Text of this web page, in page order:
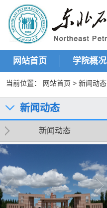
网站首页 学院概况
当前位置： 网站首页 > 新闻动态
新闻动态
新闻动态